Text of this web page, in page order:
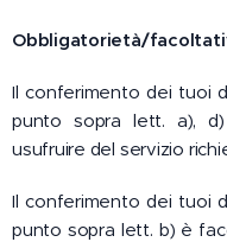
Obbligatorietà/
Il conferimento dei tuoi
punto sopra lett. a),
usufruire del servizio
Il conferimento dei tuoi
punto sopra lett. b) è